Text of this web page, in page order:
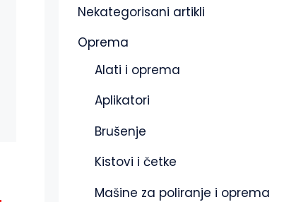
Nekategorisani artikli
Oprema
Alati i oprema
Aplikatori
Brušenje
Kistovi i četke
Mašine za poliranje i oprema